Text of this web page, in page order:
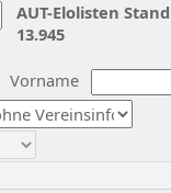
Vorname
AUT-Elolisten
13.945